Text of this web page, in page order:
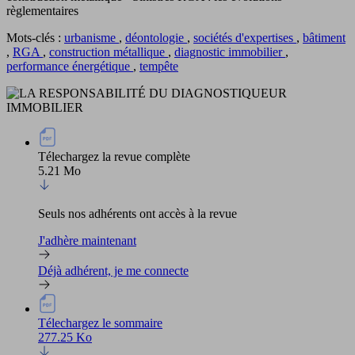
règlementaires
Mots-clés : urbanisme , déontologie , sociétés d'expertises , bâtiment
, RGA , construction métallique , diagnostic immobilier ,
performance énergétique , tempête
Télechargez la revue complète
5.21 Mo
Seuls nos adhérents ont accès à la revue
J'adhère maintenant
Déjà adhérent, je me connecte
Télechargez le sommaire
277.25 Ko